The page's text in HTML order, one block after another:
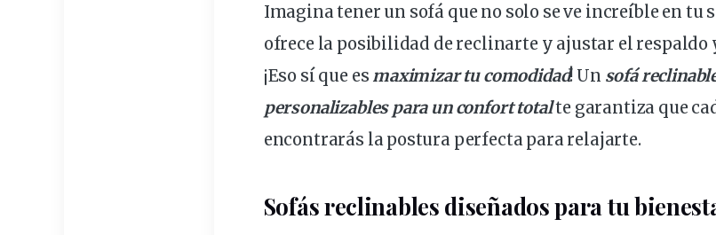
Imagina tener un sofá que no solo se ve increíble en tu
ofrece la posibilidad dereclinartey ajustar el respaldo
¡Eso sí que es maximizartu comodidad! Un sofá
personalizablespara un confort totalte garantiza que
encontrarás laposturaperfecta para relajarte.
Sofás reclinables diseñadospara tu